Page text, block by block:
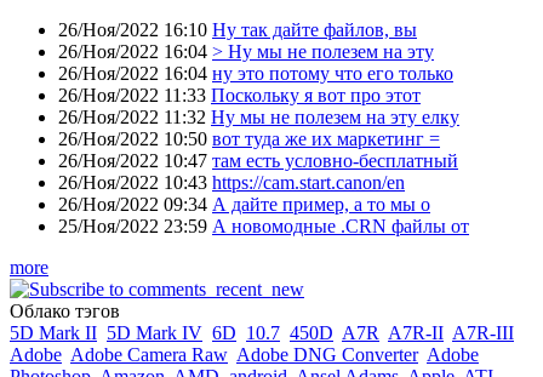
26/Ноя/2022 16:10 Ну так дайте файлов, вы
26/Ноя/2022 16:04 > Ну мы не полезем на эту
26/Ноя/2022 16:04 ну это потому что его только
26/Ноя/2022 11:33 Поскольку я вот про этот
26/Ноя/2022 11:32 Ну мы не полезем на эту елку
26/Ноя/2022 10:50 вот туда же их маркетинг =
26/Ноя/2022 10:47 там есть условно-бесплатный
26/Ноя/2022 10:43 https://cam.start.canon/en
26/Ноя/2022 09:34 А дайте пример, а то мы о
25/Ноя/2022 23:59 А новомодные .CRN файлы от
more
Облако тэгов
5D Mark II 5D Mark IV 6D 10.7 450D A7R A7R-II A7R-III
Adobe Adobe Camera Raw Adobe DNG Converter Adobe